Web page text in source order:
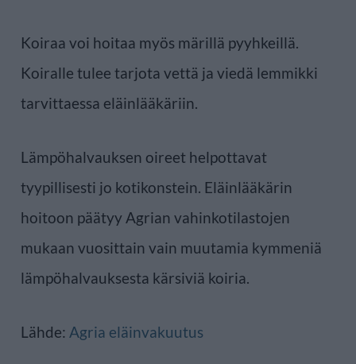
Koiraa voi hoitaa myös märillä pyyhkeillä.
Koiralle tulee tarjota vettä ja viedä lemmikki
tarvittaessa eläinlääkäriin.
Lämpöhalvauksen oireet helpottavat
tyypillisesti jo kotikonstein. Eläinlääkärin
hoitoon päätyy Agrian vahinkotilastojen
mukaan vuosittain vain muutamia kymmeniä
lämpöhalvauksesta kärsiviä koiria.
Lähde: Agria eläinvakuutus